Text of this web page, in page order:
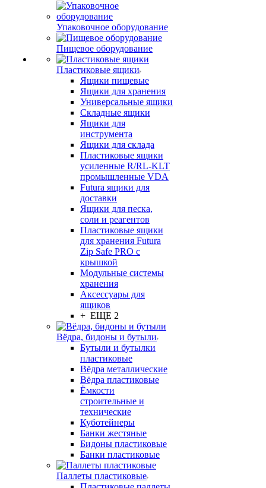
Упаковочное оборудование
Пищевое оборудование
Пластиковые ящики
Ящики пищевые
Ящики для хранения
Универсальные ящики
Складные ящики
Ящики для
инструмента
Ящики для склада
Пластиковые ящики
усиленные R/RL-KLT
промышленные VDA
Futura ящики для
доставки
Ящики для песка,
соли и реагентов
Пластиковые ящики
для хранения Futura
Zip Safe PRO с
крышкой
Модульные системы
хранения
Аксессуары для
ящиков
+ ЕЩЕ 2
Вёдра, бидоны и бутыли
Бутыли и бутылки
пластиковые
Вёдра металлические
Вёдра пластиковые
Ёмкости
строительные и
технические
Куботейнеры
Банки жестяные
Бидоны пластиковые
Банки пластиковые
Паллеты пластиковые